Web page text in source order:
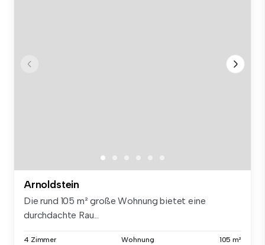
Arnoldstein
Die rund 105 m² große Wohnung bietet eine
durchdachte Rau...
4 Zimmer Wohnung 105 m²